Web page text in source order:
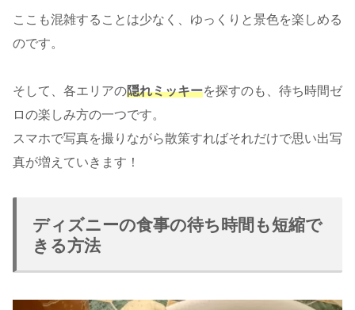
ここも混雑することは少なく、ゆっくりと景色を楽しめる
のです。
そして、各エリアの隠れミッキーを探すのも、待ち時間ゼ
ロの楽しみ方の一つです。
スマホで写真を撮りながら散策すればそれだけで思い出写
真が増えていきます！
ディズニーの食事の待ち時間も短縮で
きる方法